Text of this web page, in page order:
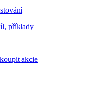
příklady
akcie